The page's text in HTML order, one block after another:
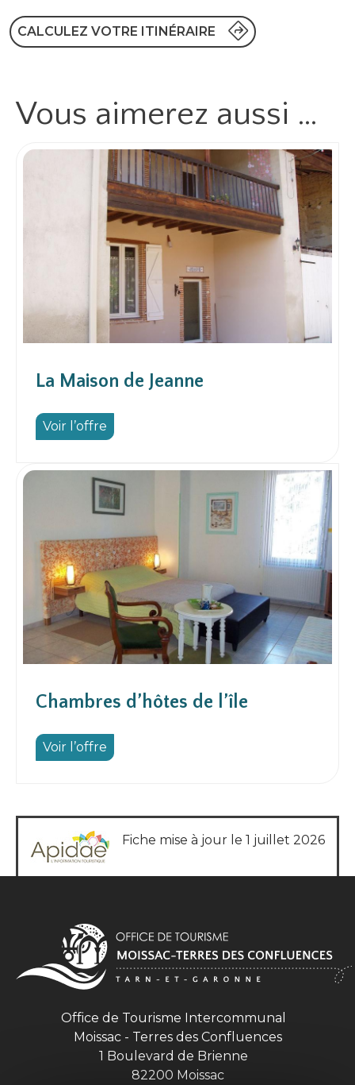
CALCULEZ VOTRE ITINÉRAIRE
Vous aimerez aussi …
La Maison de Jeanne
Voir l’offre
Chambres d’hôtes de l’île
Voir l’offre
Fiche mise à jour le 1 juillet 2026
Office de Tourisme Intercommunal
Moissac - Terres des Confluences
1 Boulevard de Brienne
82200 Moissac